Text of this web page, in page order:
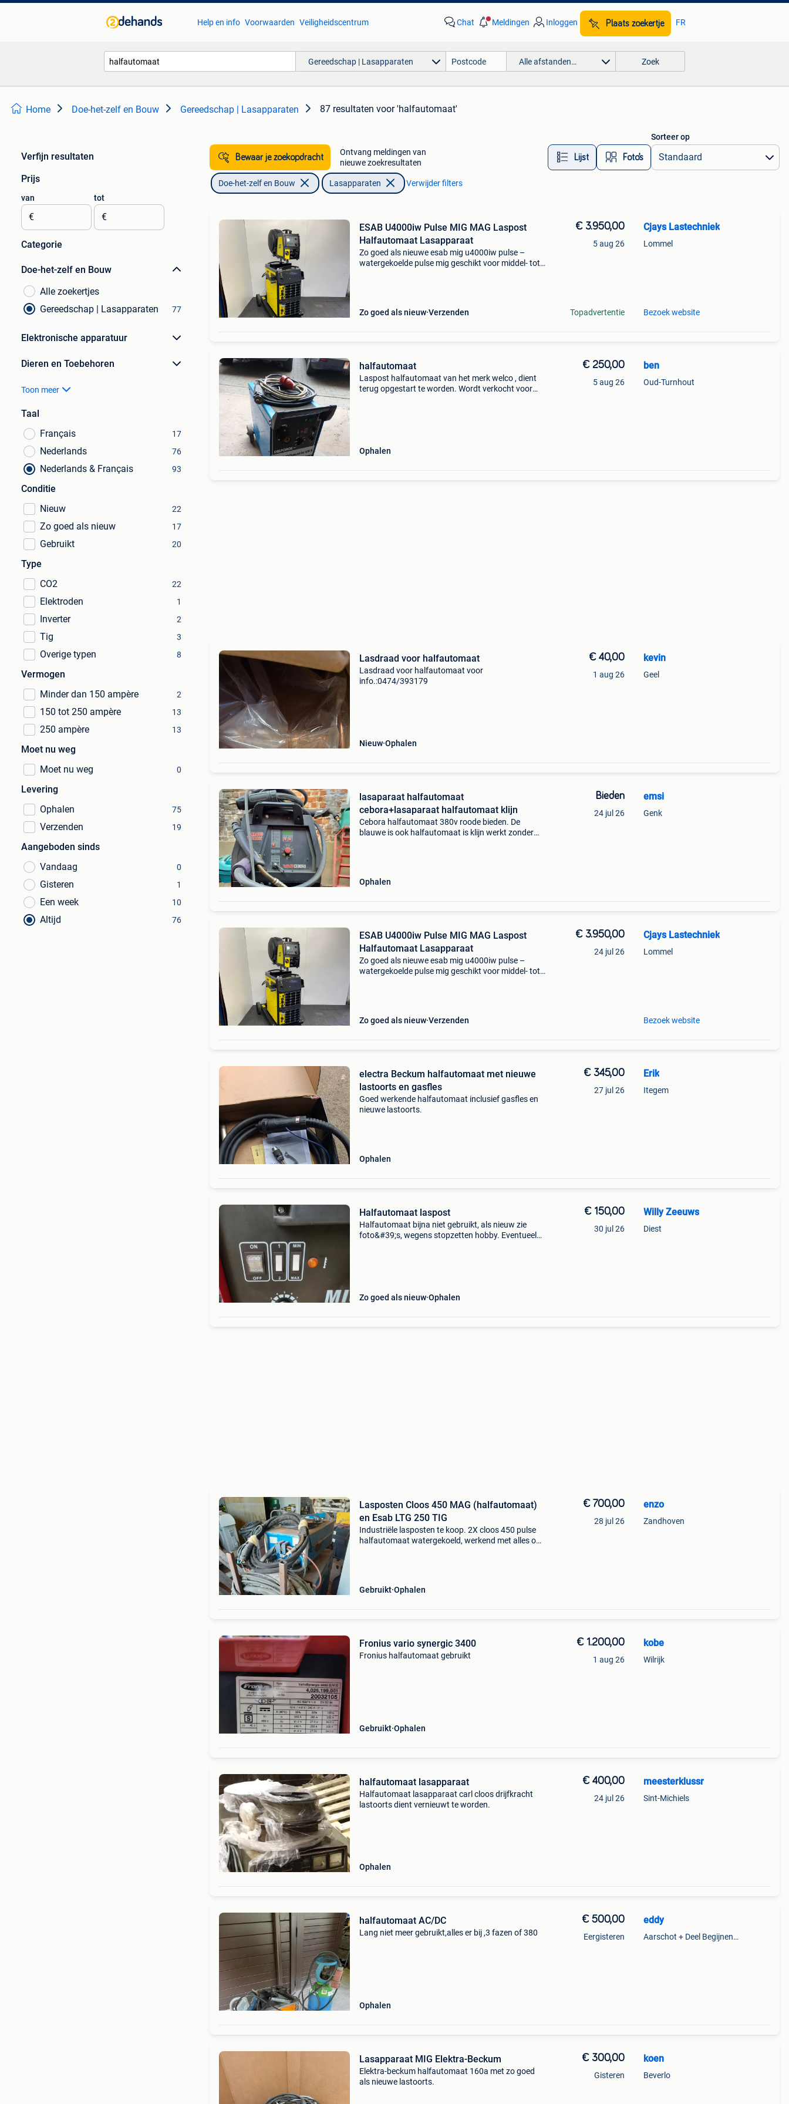
Help en info Voorwaarden Veiligheidscentrum Chat Meldingen Inloggen Plaats zoekertje FR
Gereedschap | Lasapparaten Alle afstanden… Zoek
Home Doe-het-zelf en Bouw Gereedschap | Lasapparaten 87 resultaten voor 'halfautomaat'
Verfijn resultaten
Prijs
van
€
tot
€
Categorie
Doe-het-zelf en Bouw
Alle zoekertjes
Gereedschap | Lasapparaten
77
Elektronische apparatuur
Dieren en Toebehoren
Toon meer
Taal
Français
17
Nederlands 76
Nederlands & Français 93
Conditie
Nieuw
22
Zo goed als nieuw 17
Gebruikt 20
Type
CO2
22
Elektroden 1
Inverter 2
Tig 3
Overige typen 8
Vermogen
Minder dan 150 ampère
2
150 tot 250 ampère 13
250 ampère 13
Moet nu weg
Moet nu weg
0
Levering
Ophalen
75
Verzenden 19
Aangeboden sinds
Vandaag
0
Gisteren 1
Een week 10
Altijd 76
Bewaar je zoekopdracht
Ontvang meldingen van
nieuwe zoekresultaten
Lijst Foto’s
Sorteer op
Doe-het-zelf en Bouw Lasapparaten Verwijder filters
ESAB U4000iw Pulse MIG MAG Laspost
Halfautomaat Lasapparaat
Zo goed als nieuwe esab mig u4000iw pulse –
watergekoelde pulse mig geschikt voor middel- tot
Zo goed als nieuw Verzenden
€ 3.950,00
5 aug 26
Topadvertentie
Cjays Lastechniek
Lommel
Bezoek website
halfautomaat
Laspost halfautomaat van het merk welco , dient
terug opgestart te worden. Wordt verkocht voor
Ophalen
€ 250,00
5 aug 26
ben
Oud-Turnhout
Lasdraad voor halfautomaat
Lasdraad voor halfautomaat voor
info.:0474/393179
Nieuw Ophalen
€ 40,00
1 aug 26
kevin
Geel
lasaparaat halfautomaat
cebora+lasaparaat halfautomaat klijn
Cebora halfautomaat 380v roode bieden. De
blauwe is ook halfautomaat is klijn werkt zonder
Ophalen
Bieden
24 jul 26
emsi
Genk
ESAB U4000iw Pulse MIG MAG Laspost
Halfautomaat Lasapparaat
Zo goed als nieuwe esab mig u4000iw pulse –
watergekoelde pulse mig geschikt voor middel- tot
Zo goed als nieuw Verzenden
€ 3.950,00
24 jul 26
Cjays Lastechniek
Lommel
Bezoek website
electra Beckum halfautomaat met nieuwe
lastoorts en gasfles
Goed werkende halfautomaat inclusief gasfles en
nieuwe lastoorts.
Ophalen
€ 345,00
27 jul 26
Erik
Itegem
Halfautomaat laspost
Halfautomaat bijna niet gebruikt, als nieuw zie
foto&#39;s, wegens stopzetten hobby. Eventueel
Zo goed als nieuw Ophalen
€ 150,00
30 jul 26
Willy Zeeuws
Diest
Lasposten Cloos 450 MAG (halfautomaat)
en Esab LTG 250 TIG
Industriële lasposten te koop. 2X cloos 450 pulse
halfautomaat watergekoeld, werkend met alles op
Gebruikt Ophalen
€ 700,00
28 jul 26
enzo
Zandhoven
Fronius vario synergic 3400
Fronius halfautomaat gebruikt
Gebruikt Ophalen
€ 1.200,00
1 aug 26
kobe
Wilrijk
halfautomaat lasapparaat
Halfautomaat lasapparaat carl cloos drijfkracht
lastoorts dient vernieuwt te worden.
Ophalen
€ 400,00
24 jul 26
meesterklussr
Sint-Michiels
halfautomaat AC/DC
Lang niet meer gebruikt,alles er bij ,3 fazen of 380
Ophalen
€ 500,00
Eergisteren
eddy
Aarschot + Deel Begijnendijk
Lasapparaat MIG Elektra-Beckum
Elektra-beckum halfautomaat 160a met zo goed
als nieuwe lastoorts.
€ 300,00
Gisteren
koen
Beverlo